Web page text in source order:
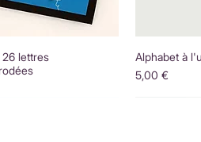
26 lettres
Alphabet à
Prix
5,00 €